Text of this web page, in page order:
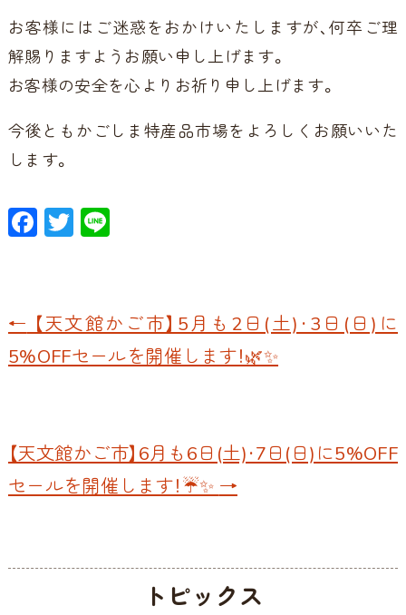
お客様にはご迷惑をおかけいたしますが、何卒ご理
解賜りますようお願い申し上げます。
お客様の安全を心よりお祈り申し上げます。
今後ともかごしま特産品市場をよろしくお願いいた
します。
F
b
o
o
T
er
Li
← 【天文館かご市】5月も2日(土)・3日(日)に
5%OFFセールを開催します！🌿✨
【天文館かご市】6月も6日(土)・7日(日)に5%OFF
セールを開催します！☔✨️ →
トピックス